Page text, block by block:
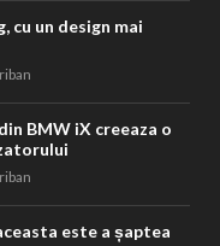
cu un design mai
BMW iX creeaza o
este a șaptea